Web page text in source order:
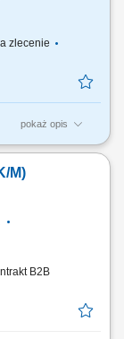
zlecenie
pokaż opis
stanu
bieżących
w drzwiach,
M)
B2B